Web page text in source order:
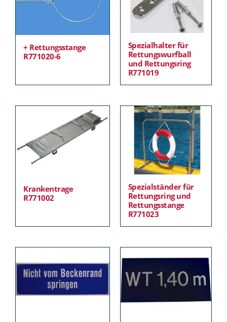
+ Rettungsstange
R771020-6
Spezialhalter für
Rettungswurfball
und Rettungsring
R771019
Krankentrage
R771002
Spezialständer für
Rettungsring und
Rettungsstange
R771023